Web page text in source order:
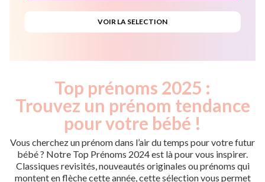
Top prénoms 2025 :
Trouvez un prénom tendance
pour votre bébé !
Vous cherchez un prénom dans l’air du temps pour votre futur
bébé ? Notre Top Prénoms 2024 est là pour vous inspirer.
Classiques revisités, nouveautés originales ou prénoms qui
montent en flèche cette année, cette sélection vous permet